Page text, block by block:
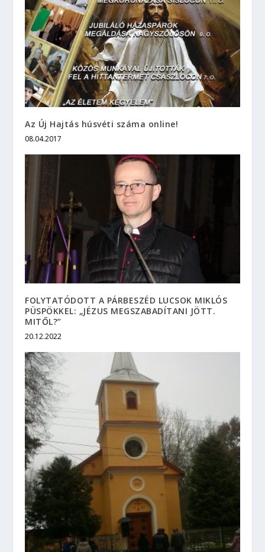
Az Új Hajtás húsvéti száma online!
08.04.2017
FOLYTATÓDOTT A PÁRBESZÉD LUCSOK MIKLÓS
PÜSPÖKKEL: „JÉZUS MEGSZABADÍTANI JÖTT.
MITŐL?”
20.12.2022